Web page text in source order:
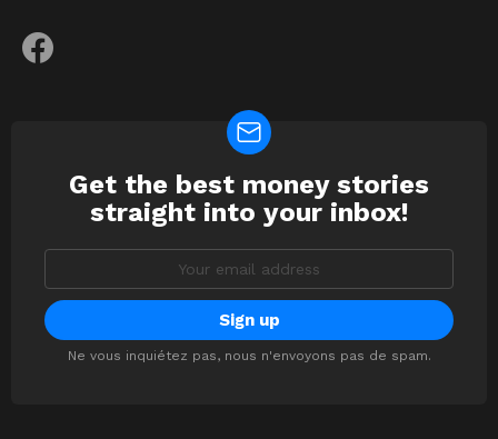
NEWSLETTER
Get the best money stories
straight into your inbox!
Ne vous inquiétez pas, nous n'envoyons pas de spam.